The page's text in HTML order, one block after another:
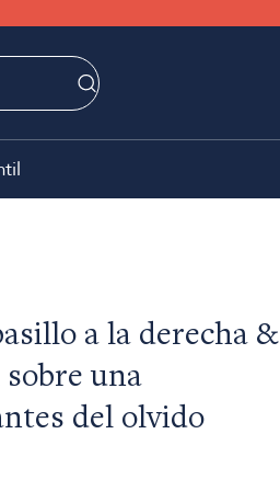
a la derecha &
una
del olvido